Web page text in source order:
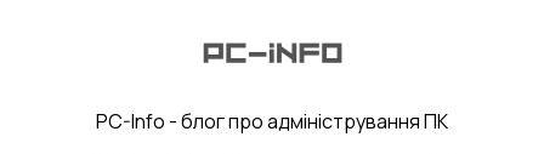
PC-Info - блог про адміністрування ПК